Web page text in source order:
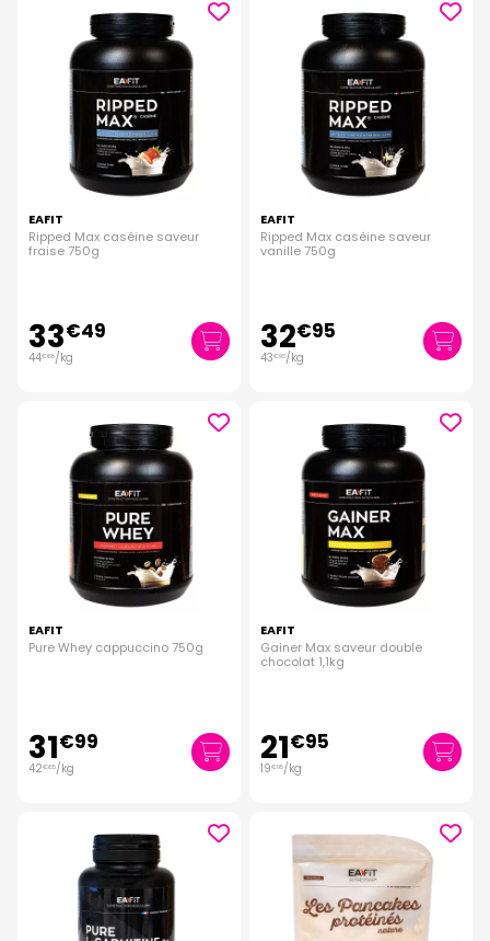
EAFIT
Ripped Max caséine saveur
fraise 750g
33€49
44€65/kg
EAFIT
Ripped Max caséine saveur
vanille 750g
32€95
43€93/kg
EAFIT
Pure Whey cappuccino 750g
31€99
42€65/kg
EAFIT
Gainer Max saveur double
chocolat 1,1kg
21€95
19€95/kg